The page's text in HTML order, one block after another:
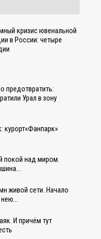
кризис ювенальной
в России: четыре
предотвратить:
Урал в зону
курорт«Фанпарк»
покой над миром.
живой сети. Начало
нею…
И причём тут